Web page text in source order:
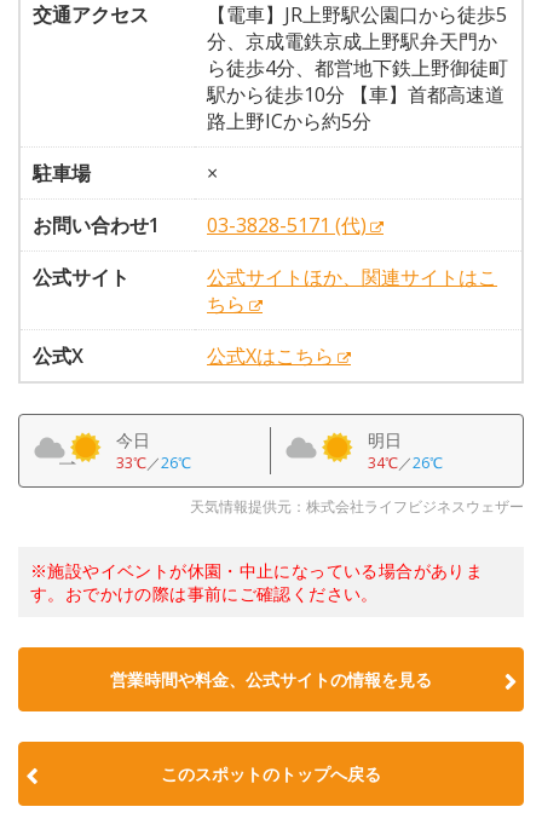
交通アクセス
【電車】JR上野駅公園口から徒歩5
分、京成電鉄京成上野駅弁天門か
ら徒歩4分、都営地下鉄上野御徒町
駅から徒歩10分 【車】首都高速道
路上野ICから約5分
駐車場
×
お問い合わせ1
03-3828-5171 (代)
公式サイト
公式サイトほか、関連サイトはこ
ちら
公式X
公式Xはこちら
今日
33℃／26℃
明日
34℃／26℃
天気情報提供元：株式会社ライフビジネスウェザー
※施設やイベントが休園・中止になっている場合がありま
す。おでかけの際は事前にご確認ください。
営業時間や料金、公式サイトの情報を見る
このスポットのトップへ戻る